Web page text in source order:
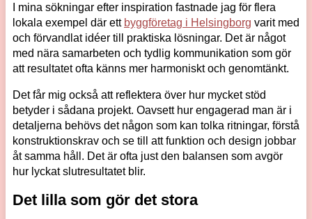
I mina sökningar efter inspiration fastnade jag för flera
lokala exempel där ett byggföretag i Helsingborg varit med
och förvandlat idéer till praktiska lösningar. Det är något
med nära samarbeten och tydlig kommunikation som gör
att resultatet ofta känns mer harmoniskt och genomtänkt.
Det får mig också att reflektera över hur mycket stöd
betyder i sådana projekt. Oavsett hur engagerad man är i
detaljerna behövs det någon som kan tolka ritningar, förstå
konstruktionskrav och se till att funktion och design jobbar
åt samma håll. Det är ofta just den balansen som avgör
hur lyckat slutresultatet blir.
Det lilla som gör det stora